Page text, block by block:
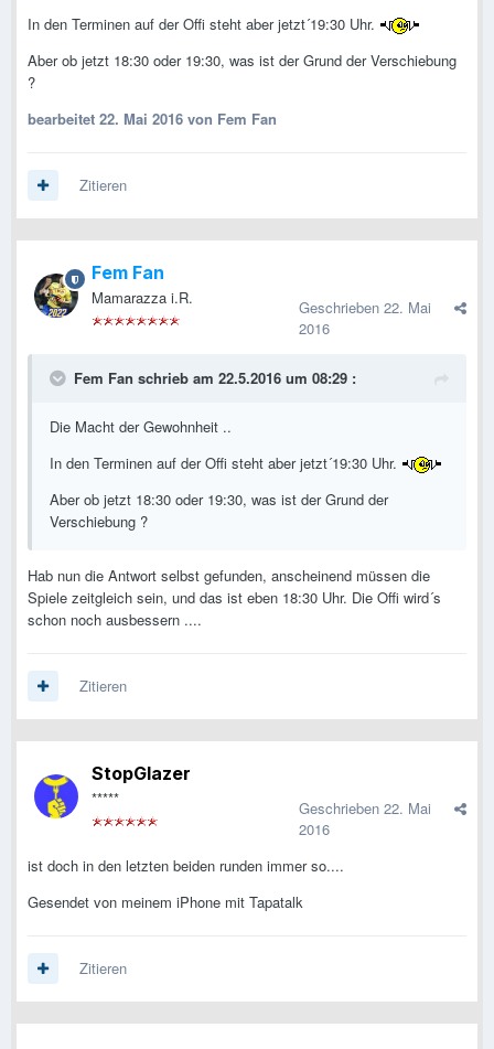
In den Terminen auf der Offi steht aber jetzt´19:30 Uhr.
Aber ob jetzt 18:30 oder 19:30, was ist der Grund der Verschiebung
?
bearbeitet 22. Mai 2016 von Fem Fan
Zitieren
Fem Fan
Mamarazza i.R. Geschrieben 22. Mai
2016
Fem Fan schrieb am 22.5.2016 um 08:29 :
Die Macht der Gewohnheit ..
In den Terminen auf der Offi steht aber jetzt´19:30 Uhr.
Aber ob jetzt 18:30 oder 19:30, was ist der Grund der
Verschiebung ?
Hab nun die Antwort selbst gefunden, anscheinend müssen die
Spiele zeitgleich sein, und das ist eben 18:30 Uhr. Die Offi wird´s
schon noch ausbessern ....
Zitieren
StopGlazer
***** Geschrieben 22. Mai
2016
ist doch in den letzten beiden runden immer so....
Gesendet von meinem iPhone mit Tapatalk
Zitieren